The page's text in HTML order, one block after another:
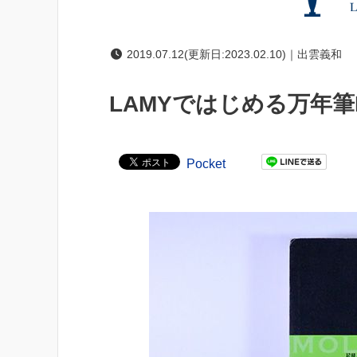
2019.07.12(更新日:2023.02.10)｜出雲義和
LAMYではじめる万年
Pocket